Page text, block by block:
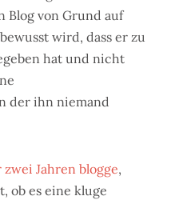
Blog von Grund auf
wird, dass er zu
hat und nicht
der ihn niemand
Jahren blogge,
ob es eine kluge